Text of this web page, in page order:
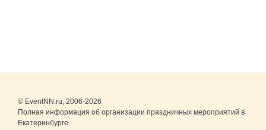
© EventNN.ru, 2006-2026
Полная информация об организации праздничных мероприятий в
Екатеринбурге.